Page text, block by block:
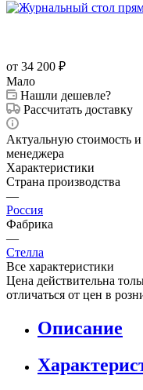
от 34 200 ₽
Мало
Нашли дешевле?
Рассчитать доставку
Актуальную стоимость
менеджера
Характеристики
Страна производства
—
Россия
Фабрика
—
Стелла
Все характеристики
Цена действительна
отличаться от цен в
Описание